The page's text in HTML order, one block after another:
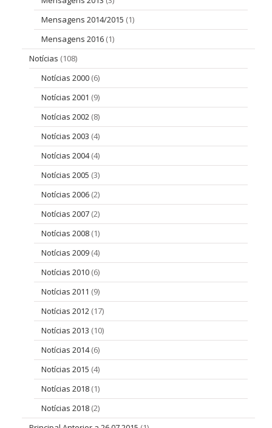
Mensagens 2014/2015 (1)
Mensagens 2016 (1)
Notícias (108)
Notícias 2000 (6)
Notícias 2001 (9)
Notícias 2002 (8)
Notícias 2003 (4)
Notícias 2004(4)
Notícias 2005 (3)
Notícias 2006 (2)
Notícias 2007 (2)
Notícias 2008 (1)
Notícias 2009 (4)
Notícias 2010 (6)
Notícias 2011 (9)
Notícias 2012 (17)
Notícias 2013 (10)
Notícias 2014(6)
Notícias 2015 (4)
Notícias 2018 (1)
Notícias 2018 (2)